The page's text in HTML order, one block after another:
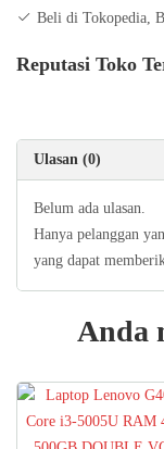
Beli di Tokopedia,
Reputasi Toko
Ulasan (0)
Belum ada ulasan.
Hanya pelanggan
yang dapat
Anda